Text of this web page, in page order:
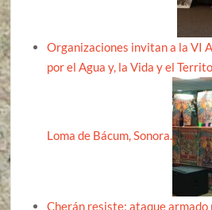
Organizaciones invitan a la VI
por el Agua y, la Vida y el
Loma de Bácum, Sonora.
Cherán resiste: ataque armado